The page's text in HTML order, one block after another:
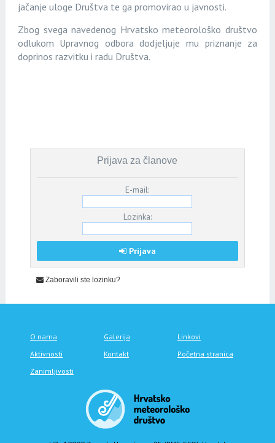
jačanje uloge Društva te ga promovirao u javnosti.
Zbog svega navedenog Hrvatsko meteorološko društvo
odlukom Upravnog odbora dodjeljuje mu priznanje za
doprinos razvitku i radu Društva.
Prijava za članove
E-mail:
Lozinka:
Prijava
Zaboravili ste lozinku?
O nama Galerija
Linkovi
Aktivnosti
Kontakt
Početna stranica
Zanimljivosti